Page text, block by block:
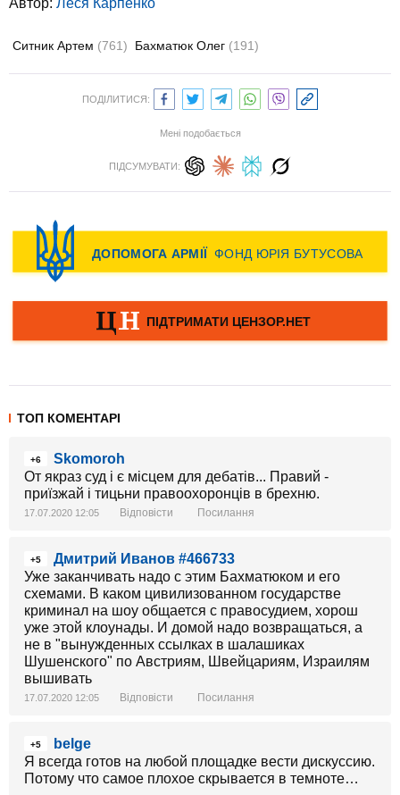
Автор: Леся Карпенко
Ситник Артем (761) Бахматюк Олег (191)
ПОДІЛИТИСЯ:
Мені подобається
ПІДСУМУВАТИ:
ТОП КОМЕНТАРІ
+6
Skomoroh
От якраз суд і є місцем для дебатів... Правий -
приїзжай і тицьни правоохоронців в брехню.
17.07.2020 12:05 Відповісти Посилання
+5
Дмитрий Иванов #466733
Уже заканчивать надо с этим Бахматюком и его
схемами. В каком цивилизованном государстве
криминал на шоу общается с правосудием, хорош
уже этой клоунады. И домой надо возвращаться, а
не в "вынужденных ссылках в шалашиках
Шушенского" по Австриям, Швейцариям, Израилям
вышивать
17.07.2020 12:05 Відповісти Посилання
+5
belge
Я всегда готов на любой площадке вести дискуссию.
Потому что самое плохое скрывается в темноте…